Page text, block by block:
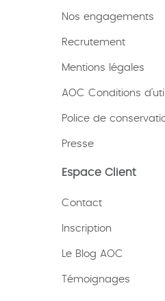
Nos engagements
Recrutement
Mentions légales
AOC Conditions
Police de
Presse
Espace Client
Contact
Inscription
Le Blog AOC
Témoignages